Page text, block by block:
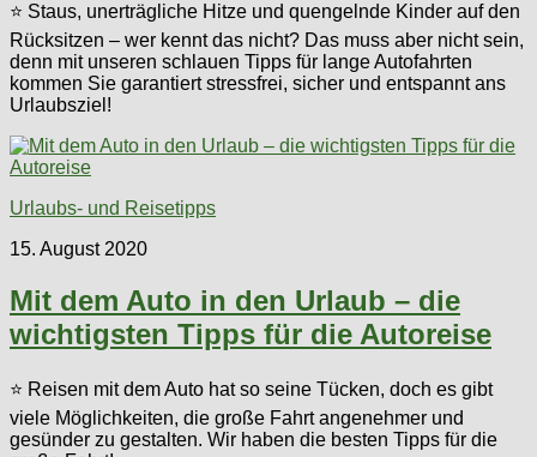
⭐ Staus, unerträgliche Hitze und quengelnde Kinder auf den
Rücksitzen – wer kennt das nicht? Das muss aber nicht sein,
denn mit unseren schlauen Tipps für lange Autofahrten
kommen Sie garantiert stressfrei, sicher und entspannt ans
Urlaubsziel!
Urlaubs- und Reisetipps
15. August 2020
Mit dem Auto in den Urlaub – die
wichtigsten Tipps für die Autoreise
⭐ Reisen mit dem Auto hat so seine Tücken, doch es gibt
viele Möglichkeiten, die große Fahrt angenehmer und
gesünder zu gestalten. Wir haben die besten Tipps für die